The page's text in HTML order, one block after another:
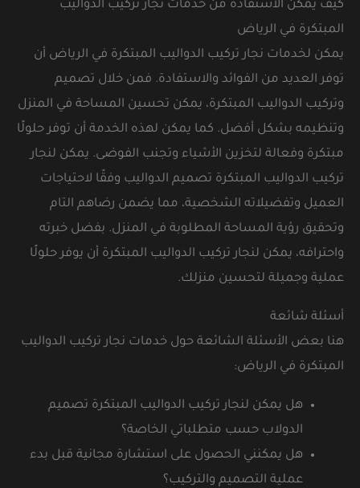
كيف يمكن الاستفادة من خدمات نجار تركيب الدواليب
المبتكرة في الرياض
يمكن لخدمات نجار تركيب الدواليب المبتكرة في الرياض أن
توفر العديد من الفوائد والاستفادة. فمن خلال تصميم
وتركيب الدواليب المبتكرة، يمكن تحسين المساحة في المنزل
وتنظيمه بشكل أفضل. كما يمكن لهذه الخدمة أن توفر حلولًا
مبتكرة وفعالة لتخزين الأشياء وتجنب الفوضى. يمكن لنجار
تركيب الدواليب المبتكرة تصميم الدواليب وفقًا لاحتياجات
العميل وتفضيلاته الشخصية، مما يضمن رضاهم التام
وتحقيق رؤية المساحة المطلوبة في المنزل. بفضل خبرته
واحترافه، يمكن لنجار تركيب الدواليب المبتكرة أن يوفر حلولًا
عملية وجميلة لتحسين منزلك.
أسئلة شائعة
هنا بعض الأسئلة الشائعة حول خدمات نجار تركيب الدواليب
المبتكرة في الرياض:
هل يمكن لنجار تركيب الدواليب المبتكرة تصميم
الدولاب حسب متطلباتي الخاصة؟
هل يمكنني الحصول على استشارة مجانية قبل بدء
عملية التصميم والتركيب؟